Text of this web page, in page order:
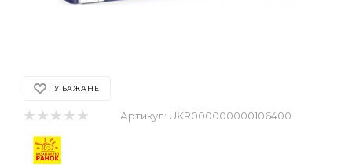
У БАЖАНЕ
Артикул: UKR000000000106400